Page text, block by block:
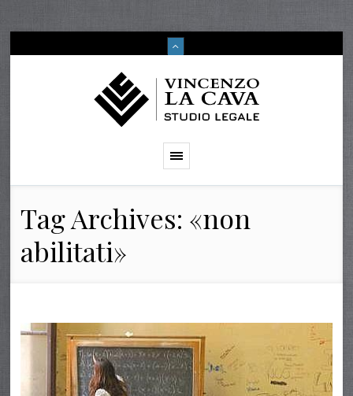
Tag Archives: «non
abilitati»